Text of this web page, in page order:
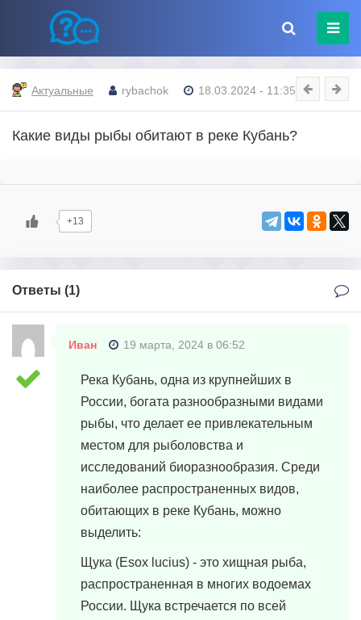
Актуальные rybachok 18.03.2024 - 11:35
Какие виды рыбы обитают в реке Кубань?
+13
Ответы (1)
Иван 19 марта, 2024 в 06:52
Река Кубань, одна из крупнейших в
России, богата разнообразными видами
рыбы, что делает ее привлекательным
местом для рыболовства и
исследований биоразнообразия. Среди
наиболее распространенных видов,
обитающих в реке Кубань, можно
выделить:
Щука (Esox lucius) - это хищная рыба,
распространенная в многих водоемах
России. Щука встречается по всей